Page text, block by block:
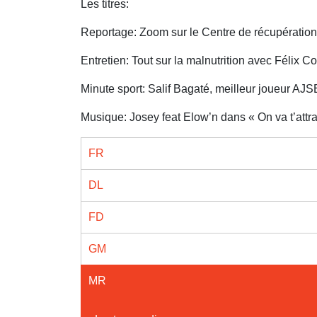
Les titres:
Reportage: Zoom sur le Centre de
Entretien: Tout sur la malnutrition avec Félix
Minute sport: Salif Bagaté, meilleur joueur
Musique: Josey feat Elow’n dans « On va
FR
DL
FD
GM
MR